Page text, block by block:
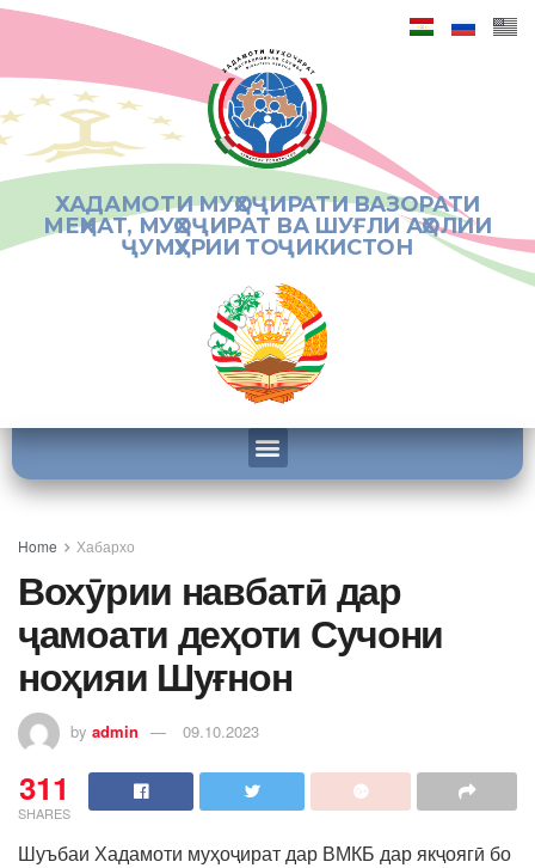
ХАДАМОТИ МУҲОҶИРАТИ ВАЗОРАТИ
МЕҲНАТ, МУҲОҶИРАТ ВА ШУҒЛИ АҲОЛИИ
ҶУМҲУРИИ ТОҶИКИСТОН
Home Хабархо
Вохӯрии навбатӣ дар
ҷамоати деҳоти Сучони
ноҳияи Шуғнон
by admin 09.10.2023
311
SHARES
Шуъбаи Хадамоти муҳоҷират дар ВМКБ дар якҷоягӣ бо